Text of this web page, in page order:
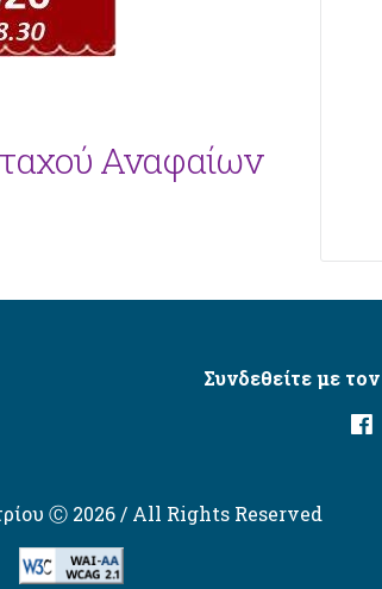
Αναφαίων
Συνδεθείτε με
Ⓒ 2026 / All Rights Reserved